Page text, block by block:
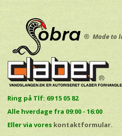
® Made to
Ring på Tlf: 69 15 05 82
Alle hverdage fra 09:00 - 16:00
Eller via vores kontaktformular.